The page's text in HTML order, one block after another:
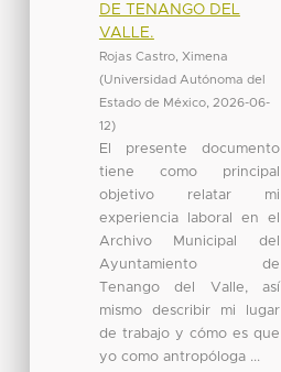
DE TENANGO DEL
VALLE.
Rojas Castro, Ximena
(Universidad Autónoma del
Estado de México, 2026-06-
12)
El presente documento
tiene como principal
objetivo relatar mi
experiencia laboral en el
Archivo Municipal del
Ayuntamiento de
Tenango del Valle, así
mismo describir mi lugar
de trabajo y cómo es que
yo como antropóloga ...